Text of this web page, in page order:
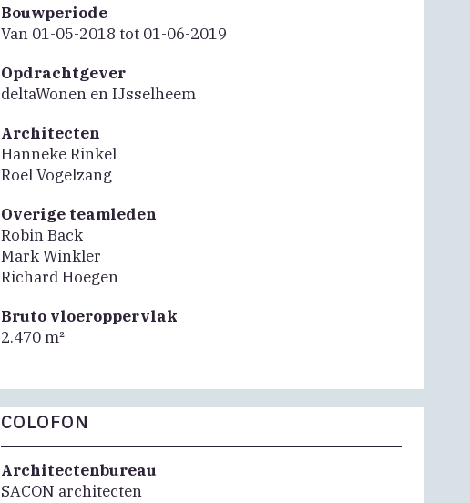
Bouwperiode
Van 01-05-2018 tot 01-06-2019
Opdrachtgever
deltaWonen en IJsselheem
Architecten
Hanneke Rinkel
Roel Vogelzang
Overige teamleden
Robin Back
Mark Winkler
Richard Hoegen
Bruto vloeroppervlak
2.470 m²
COLOFON
Architectenbureau
SACON architecten